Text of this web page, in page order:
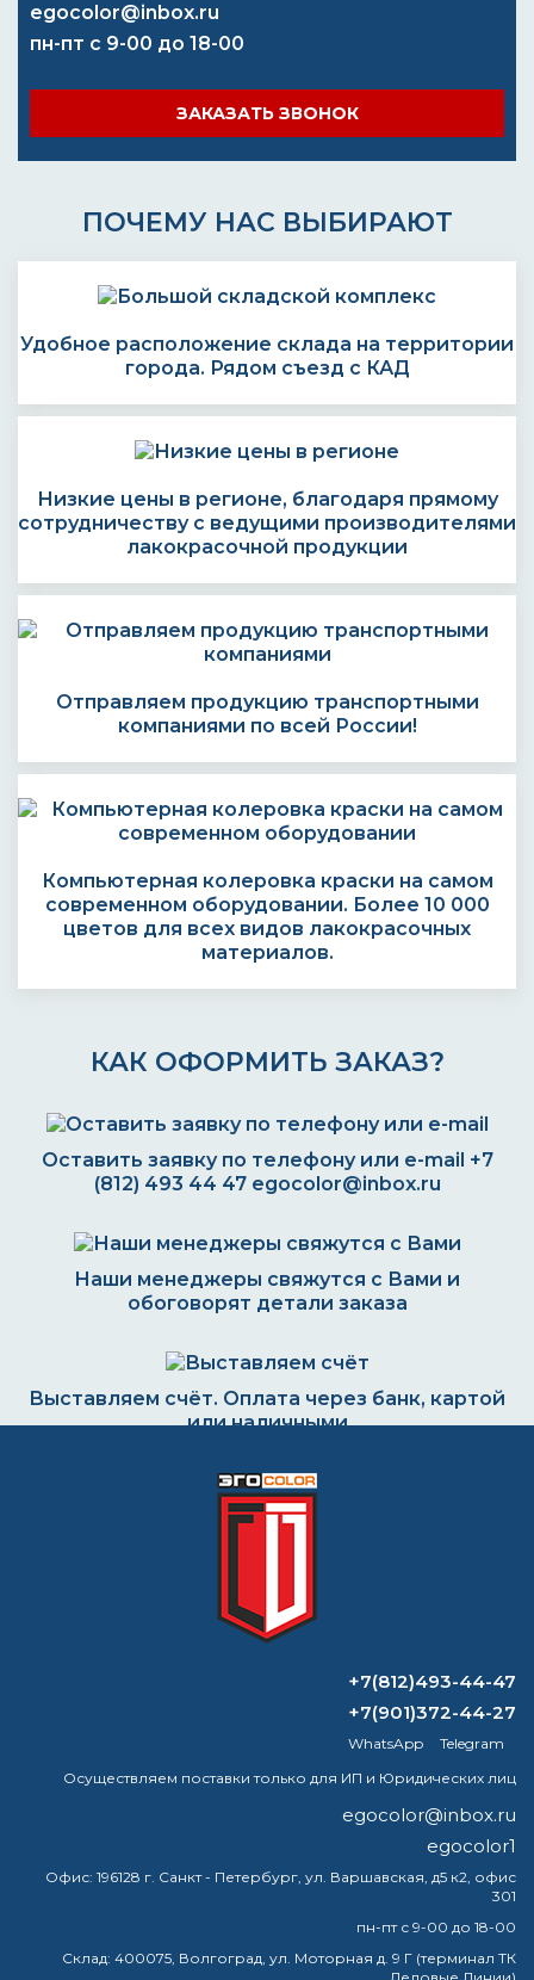
egocolor@inbox.ru
пн-пт с 9-00 до 18-00
ЗАКАЗАТЬ ЗВОНОК
ПОЧЕМУ НАС ВЫБИРАЮТ
Удобное расположение склада на территории
города. Рядом съезд с КАД
Низкие цены в регионе, благодаря прямому
сотрудничеству с ведущими производителями
лакокрасочной продукции
Отправляем продукцию транспортными
компаниями по всей России!
Компьютерная колеровка краски на самом
современном оборудовании. Более 10 000
цветов для всех видов лакокрасочных
материалов.
КАК ОФОРМИТЬ ЗАКАЗ?
Оставить заявку по телефону или e-mail +7
(812) 493 44 47 egocolor@inbox.ru
Наши менеджеры свяжутся с Вами и
обоговорят детали заказа
Выставляем счёт. Оплата через банк, картой
или наличными
Формируем заказ и отправляем транспортной
ВОПРОС-ОТВЕТ
В какие цвета можно патинировать
В чем разница между огнезащитной и
Что такое растворитель сольвент?
+7(812)493-44-47
+7(901)372-44-27
WhatsApp
Telegram
Осуществляем поставки только для ИП и Юридических лиц
egocolor@inbox.ru
egocolor1
Офис: 196128 г. Санкт - Петербург, ул. Варшавская, д5 к2, офис
301
пн-пт с 9-00 до 18-00
Склад: 400075, Волгоград, ул. Моторная д. 9 Г (терминал ТК